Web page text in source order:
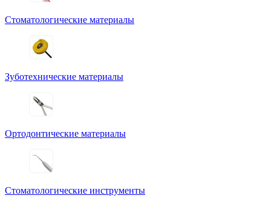
Стоматологические материалы
Зуботехнические материалы
Ортодонтические материалы
Стоматологические инструменты